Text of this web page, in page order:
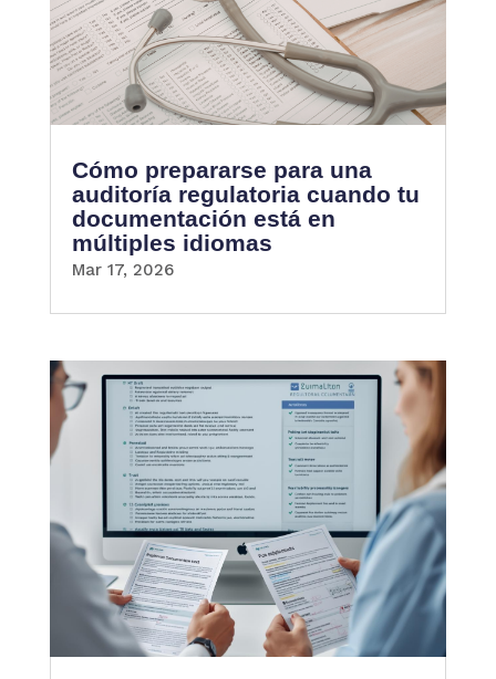
Cómo prepararse para una
auditoría regulatoria cuando tu
documentación está en
múltiples idiomas
Mar 17, 2026